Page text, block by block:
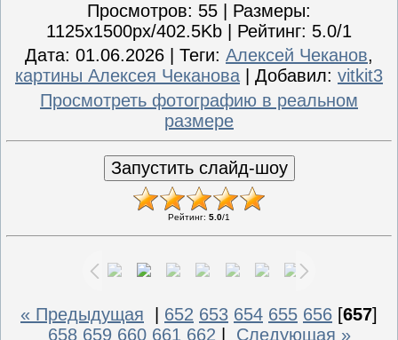
Просмотров: 55 | Размеры:
1125x1500px/402.5Kb | Рейтинг: 5.0/1
Дата: 01.06.2026 | Теги: Алексей Чеканов,
картины Алексея Чеканова
Добавил: vitkit3
Просмотреть фотографию в реальном
размере
Рейтинг: 5.0/1
« Предыдущая 652 653 654 655 656 [657]
658 659 660 661 662 Следующая »